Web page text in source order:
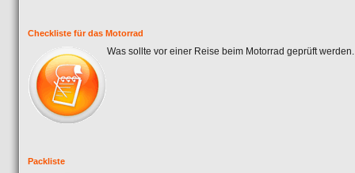
Checkliste für das Motorrad
Was sollte vor einer Reise beim Motorrad geprüft
Packliste